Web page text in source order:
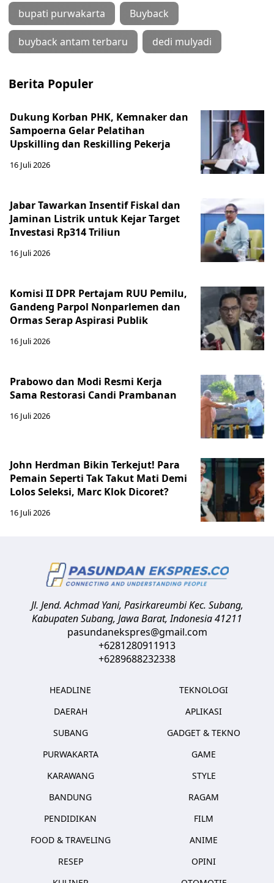
bupati purwakarta Buyback
buyback antam terbaru dedi mulyadi
Berita Populer
Dukung Korban PHK, Kemnaker dan
Sampoerna Gelar Pelatihan
Upskilling dan Reskilling Pekerja
16 Juli 2026
Jabar Tawarkan Insentif Fiskal dan
Jaminan Listrik untuk Kejar Target
Investasi Rp314 Triliun
16 Juli 2026
Komisi II DPR Pertajam RUU Pemilu,
Gandeng Parpol Nonparlemen dan
Ormas Serap Aspirasi Publik
16 Juli 2026
Prabowo dan Modi Resmi Kerja
Sama Restorasi Candi Prambanan
16 Juli 2026
John Herdman Bikin Terkejut! Para
Pemain Seperti Tak Takut Mati Demi
Lolos Seleksi, Marc Klok Dicoret?
16 Juli 2026
Jl. Jend. Achmad Yani, Pasirkareumbi Kec. Subang,
Kabupaten Subang, Jawa Barat,Indonesia41211
pasundanekspres@gmail.com
+6281280911913
+6289688232338
HEADLINE
DAERAH
SUBANG
PURWAKARTA
KARAWANG
BANDUNG
PENDIDIKAN
FOOD & TRAVELING
RESEP
TEKNOLOGI
APLIKASI
GADGET & TEKNO
GAME
STYLE
RAGAM
FILM
ANIME
OPINI